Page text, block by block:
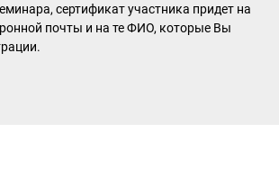
сертификат участника придет на
почты и на те ФИО, которые Вы